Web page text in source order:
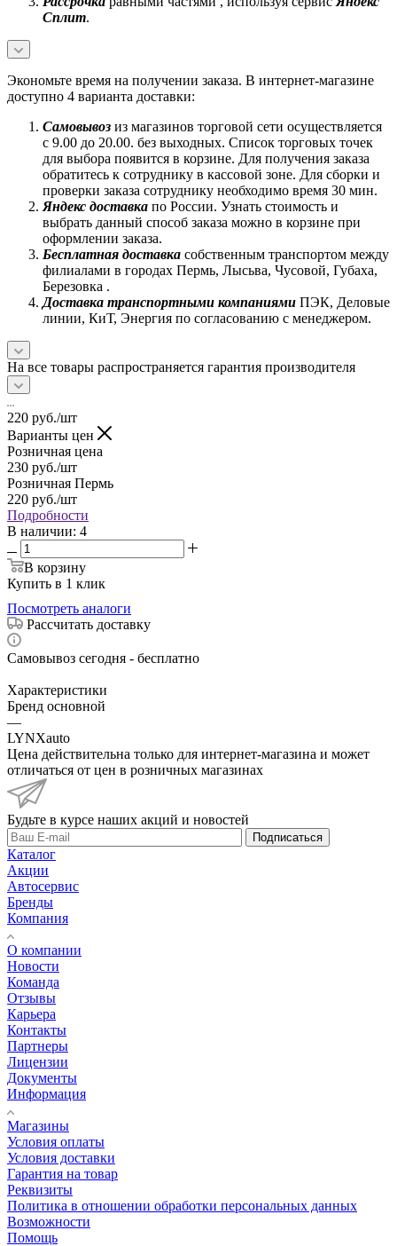
Сплит.
Экономьте время на получении заказа. В интернет-магазине
доступно 4 варианта доставки:
Самовывоз из магазинов торговой сети осуществляется
с 9.00 до 20.00. без выходных. Список торговых точек
для выбора появится в корзине. Для получения заказа
обратитесь к сотруднику в кассовой зоне. Для сборки и
проверки заказа сотруднику необходимо время 30 мин.
Яндекс доставка по России. Узнать стоимость и
выбрать данный способ заказа можно в корзине при
оформлении заказа.
Бесплатная доставка собственным транспортом между
филиалами в городах Пермь, Лысьва, Чусовой, Губаха,
Березовка .
Доставка транспортными компаниями ПЭК, Деловые
линии, КиТ, Энергия по согласованию с менеджером.
На все товары распространяется гарантия производителя
220 руб./шт
Варианты цен
Розничная цена
230 руб./шт
Розничная Пермь
220 руб./шт
Подробности
В наличии: 4
В корзину
Купить в 1 клик
Посмотреть аналоги
Рассчитать доставку
Самовывоз сегодня - бесплатно
Характеристики
Бренд основной
—
LYNXauto
Цена действительна только для интернет-магазина и может
отличаться от цен в розничных магазинах
Будьте в курсе наших акций и новостей
Подписаться
Каталог
Акции
Автосервис
Бренды
Компания
О компании
Новости
Команда
Отзывы
Карьера
Контакты
Партнеры
Лицензии
Документы
Информация
Магазины
Условия оплаты
Условия доставки
Гарантия на товар
Реквизиты
Политика в отношении обработки персональных данных
Возможности
Помощь